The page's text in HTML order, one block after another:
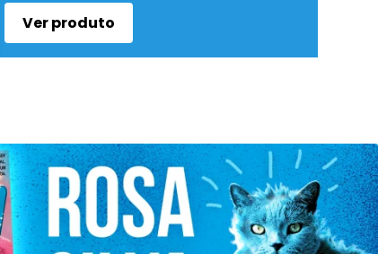
Ver produto